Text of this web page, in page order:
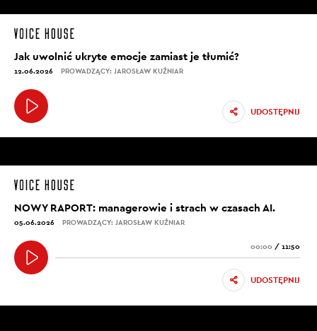
Jak uwolnić ukryte emocje zamiast je tłumić?
12.06.2026 PROWADZĄCY: JAROSŁAW KUŹNIAR
UDOSTĘPNIJ
NOWY RAPORT: managerowie i strach w czasach AI.
05.06.2026 PROWADZĄCY: JAROSŁAW KUŹNIAR
00:00 / 11:50
UDOSTĘPNIJ